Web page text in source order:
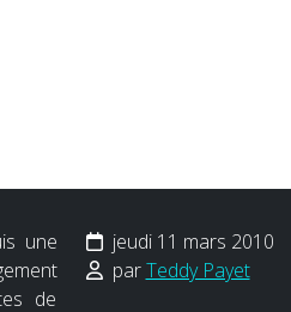
une
de
jeudi 11 mars 2010
parTeddy Payet